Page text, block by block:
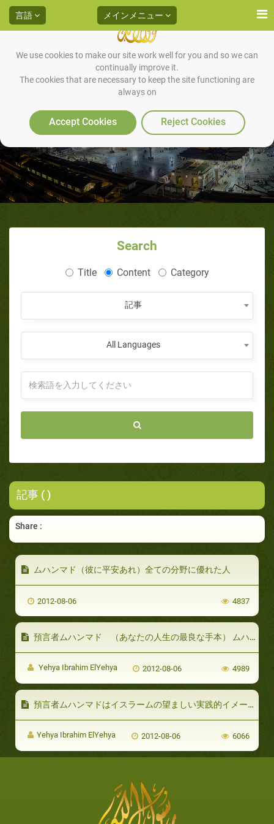
We use cookies to make our site work well for you and so we can
continually improve it.
The cookies that are necessary to keep the site functioning are
always on
Accept Cookies Reject Cookies
言語 メインメニュー
記事 ( )
Search
Title Content Category
記事
All Languages
記事 ( )
Share :
ムハンマド（彼に平安あれ）全ての分野に優れた人
2012-08-06 4837
預言者ムハンマド （あなたの人生の最良な手本） ムハンマドのほかに手本になる者はいません。
Yehya Ibrahim ElYehya 2012-08-06 4989
預言者ムハンマドはイスラームの望ましい実践的イメージです。
Yehya Ibrahim ElYehya 2012-08-06 6066